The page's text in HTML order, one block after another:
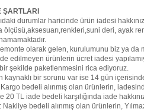
ŞARTLARI
durumlar haricinde ürün iadesi
ölçüsü,aksesuarı,renkleri,suni deri, ayak
olarak gelen, kurulumunu biz ya da
edilmeyen ürünlerin ücret iadesi
şekilde paketlenmesini rica ediyoruz.
kaynaklı bir sorunu var ise 14 gün
bedeli alınmış olan ürünlerin,
20 TL iade bedeli karşılığında iade
bedeli alınmış olan ürünlerin,